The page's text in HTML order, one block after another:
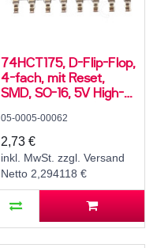
74HCT175, D-Flip-Flop,
4-fach, mit Reset,
SMD, SO-16, 5V High-
°C
05-0005-00062
2,73 €
inkl. MwSt. zzgl. Versand
Netto 2,294118 €